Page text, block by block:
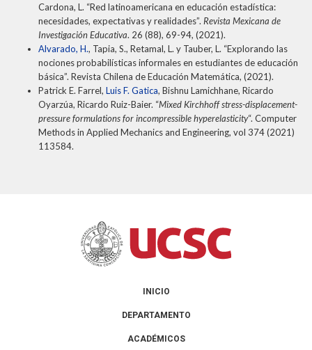
Cardona, L. “Red latinoamericana en educación estadística:
necesidades, expectativas y realidades”. Revista Mexicana de
Investigación Educativa. 26 (88), 69-94, (2021).
Alvarado, H., Tapia, S., Retamal, L. y Tauber, L. “Explorando las
nociones probabilísticas informales en estudiantes de educación
básica”. Revista Chilena de Educación Matemática, (2021).
Patrick E. Farrel, Luis F. Gatica, Bishnu Lamichhane, Ricardo
Oyarzúa, Ricardo Ruiz-Baier. “Mixed Kirchhoff stress-displacement-
pressure formulations for incompressible hyperelasticity“. Computer
Methods in Applied Mechanics and Engineering, vol 374 (2021)
113584.
INICIO
DEPARTAMENTO
ACADÉMICOS